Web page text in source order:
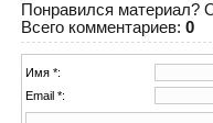
Понравился материал?
Всего комментариев: 0
Имя *:
Email *: